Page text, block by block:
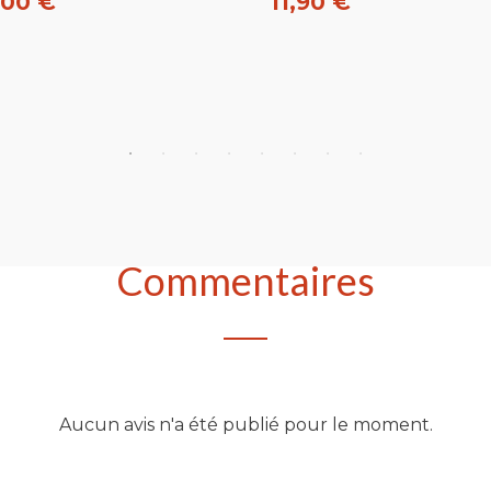
Commentaires
Aucun avis n'a été publié pour le moment.